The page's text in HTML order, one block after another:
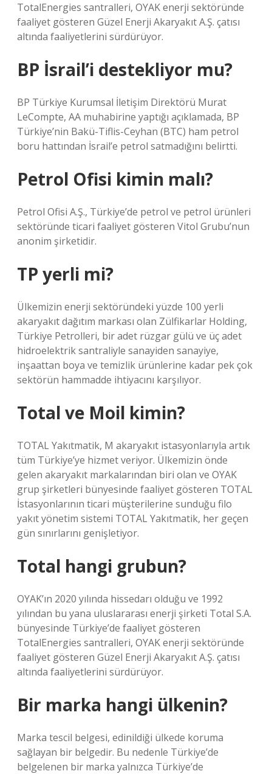
TotalEnergies santralleri, OYAK enerji sektöründe
faaliyet gösteren Güzel Enerji Akaryakıt A.Ş. çatısı
altında faaliyetlerini sürdürüyor.
BP İsrail’i destekliyor mu?
BP Türkiye Kurumsal İletişim Direktörü Murat
LeCompte, AA muhabirine yaptığı açıklamada, BP
Türkiye’nin Bakü-Tiflis-Ceyhan (BTC) ham petrol
boru hattından İsrail’e petrol satmadığını belirtti.
Petrol Ofisi kimin malı?
Petrol Ofisi A.Ş., Türkiye’de petrol ve petrol ürünleri
sektöründe ticari faaliyet gösteren Vitol Grubu’nun
anonim şirketidir.
TP yerli mi?
Ülkemizin enerji sektöründeki yüzde 100 yerli
akaryakıt dağıtım markası olan Zülfikarlar Holding,
Türkiye Petrolleri, bir adet rüzgar gülü ve üç adet
hidroelektrik santraliyle sanayiden sanayiye,
inşaattan boya ve temizlik ürünlerine kadar pek çok
sektörün hammadde ihtiyacını karşılıyor.
Total ve Moil kimin?
TOTAL Yakıtmatik, M akaryakıt istasyonlarıyla artık
tüm Türkiye’ye hizmet veriyor. Ülkemizin önde
gelen akaryakıt markalarından biri olan ve OYAK
grup şirketleri bünyesinde faaliyet gösteren TOTAL
İstasyonlarının ticari müşterilerine sunduğu filo
yakıt yönetim sistemi TOTAL Yakıtmatik, her geçen
gün sınırlarını genişletiyor.
Total hangi grubun?
OYAK’ın 2020 yılında hissedarı olduğu ve 1992
yılından bu yana uluslararası enerji şirketi Total S.A.
bünyesinde Türkiye’de faaliyet gösteren
TotalEnergies santralleri, OYAK enerji sektöründe
faaliyet gösteren Güzel Enerji Akaryakıt A.Ş. çatısı
altında faaliyetlerini sürdürüyor.
Bir marka hangi ülkenin?
Marka tescil belgesi, edinildiği ülkede koruma
sağlayan bir belgedir. Bu nedenle Türkiye’de
belgelenen bir marka yalnızca Türkiye’de